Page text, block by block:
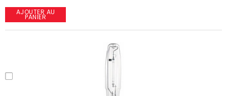
AJOUTER AU
PANIER